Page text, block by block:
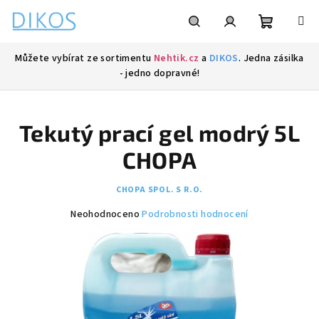
obsah
Můžete vybírat ze sortimentu Nehtik.cz a DIKOS. Jedna zásilka
- jedno dopravné!
Tekutý prací gel modrý 5L
CHOPA
CHOPA SPOL. S R.O.
Průměrné
produktu
hvězdiček.
Neohodnoceno Podrobnosti hodnocení